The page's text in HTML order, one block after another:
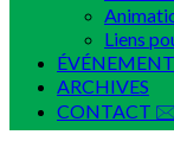
Liens
ARCHIVES
CONTACT 🖂